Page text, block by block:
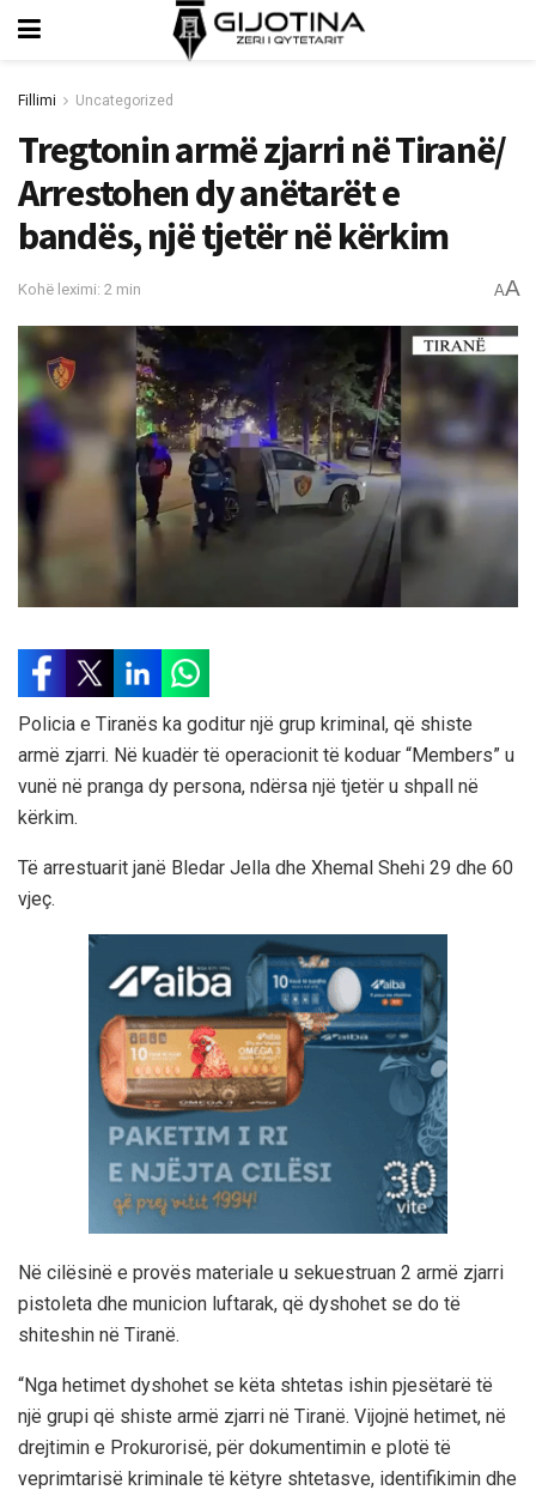
Fillimi Uncategorized
Tregtonin armë zjarri në Tiranë/
Arrestohen dy anëtarët e
bandës, një tjetër në kërkim
Kohë leximi: 2 min AA
Policia e Tiranës ka goditur një grup kriminal, që shiste
armë zjarri. Në kuadër të operacionit të koduar “Members” u
vunë në pranga dy persona, ndërsa një tjetër u shpall në
kërkim.
Të arrestuarit janë Bledar Jella dhe Xhemal Shehi 29 dhe 60
vjeç.
Në cilësinë e provës materiale u sekuestruan 2 armë zjarri
pistoleta dhe municion luftarak, që dyshohet se do të
shiteshin në Tiranë.
“Nga hetimet dyshohet se këta shtetas ishin pjesëtarë të
një grupi që shiste armë zjarri në Tiranë. Vijojnë hetimet, në
drejtimin e Prokurorisë, për dokumentimin e plotë të
veprimtarisë kriminale të këtyre shtetasve, identifikimin dhe